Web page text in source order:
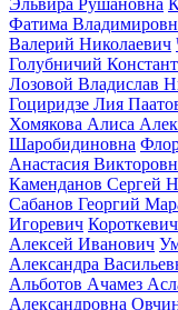
Эльвира Рушановна
Фатима
Валерий Николаевич
Голубничий
Лозовой Владислав
Гоциридзе Лия
Хомякова Алиса
Шаробидиновна
Анастасия
Каменданов Сергей
Сабанов Георгий
Игоревич
Алексей Иванович
Александра
Альботов Ачамез
Александровна